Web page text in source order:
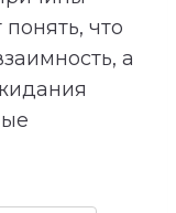
что
а